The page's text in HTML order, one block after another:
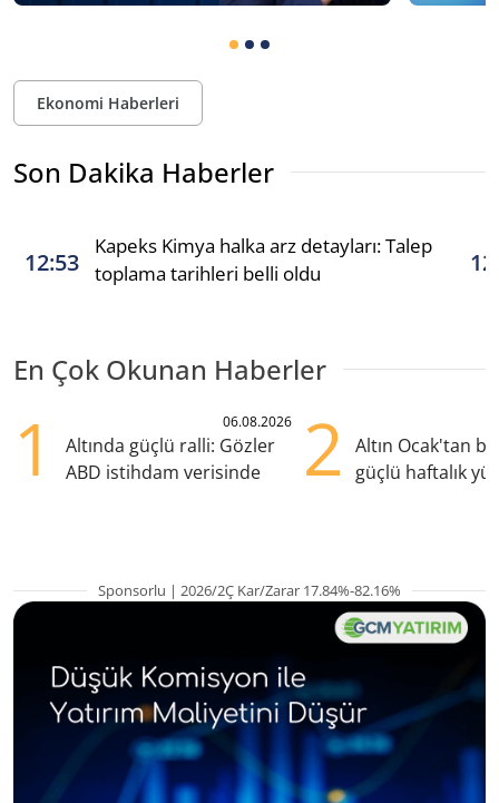
Ekonomi Haberleri
Son Dakika Haberler
12:53
Kapeks Kimya halka arz detayları: Talep
toplama tarihleri belli oldu
En Çok Okunan Haberler
1 06.08.2026
Altında güçlü ralli: Gözler
ABD istihdam verisinde
2
Altın Ocak'tan
güçlü haftalık
Sponsorlu | 2026/2Ç Kar/Zarar 17.84%-82.16%